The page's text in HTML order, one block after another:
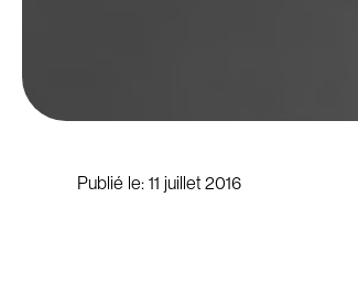
Publié le: 11 juillet 2016